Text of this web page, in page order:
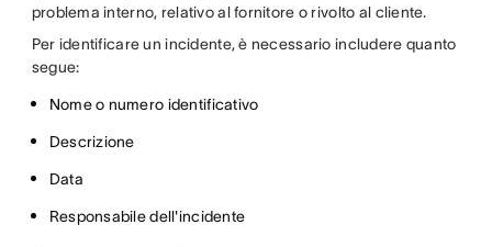
problema interno, relativo al fornitore o rivolto al cliente.
Per identificare un incidente, è necessario includere quanto
segue:
Nome o numero identificativo
Descrizione
Data
Responsabile dell'incidente